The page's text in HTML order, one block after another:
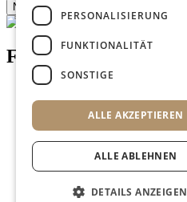
Newsletter bestellen
Footer menu (DE)
Nutzungsbedingungen
Impressum
PERSONALISIERUNG
FUNKTIONALITÄT
SONSTIGE
ALLE AKZEPTIEREN
ALLE ABLEHNEN
DETAILS ANZEIGEN